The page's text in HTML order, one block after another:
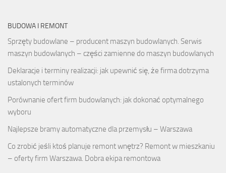
BUDOWA I REMONT
Sprzęty budowlane – producent maszyn budowlanych. Serwis
maszyn budowlanych – części zamienne do maszyn budowlanych
Deklaracje i terminy realizacji: jak upewnić się, że firma dotrzyma
ustalonych terminów
Porównanie ofert firm budowlanych: jak dokonać optymalnego
wyboru
Najlepsze bramy automatyczne dla przemysłu – Warszawa
Co zrobić jeśli ktoś planuje remont wnętrz? Remont w mieszkaniu
– oferty firm Warszawa. Dobra ekipa remontowa